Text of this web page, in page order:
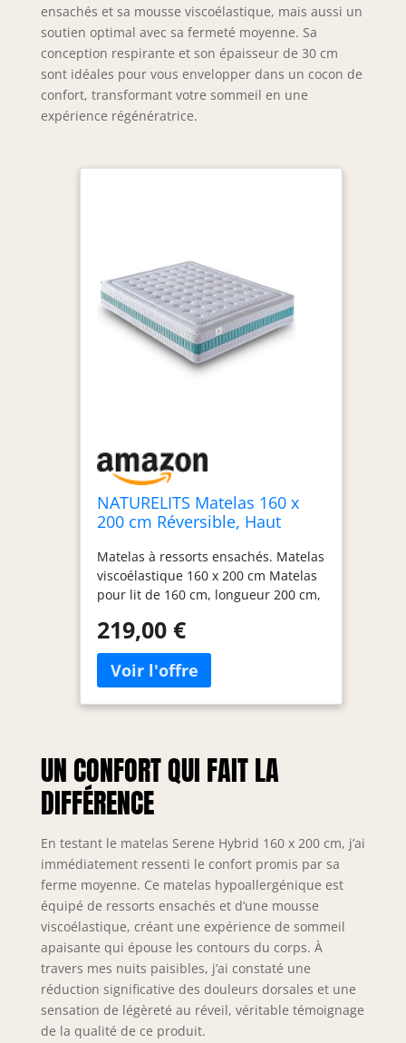
ensachés et sa mousse viscoélastique, mais aussi un
soutien optimal avec sa fermeté moyenne. Sa
conception respirante et son épaisseur de 30 cm
sont idéales pour vous envelopper dans un cocon de
confort, transformant votre sommeil en une
expérience régénératrice.
NATURELITS Matelas 160 x
200 cm Réversible, Haut
Anti-Acariens et Respirant,
Ressorts Ensachés Visco,
Ferme Moyenne, Serene
Hybrid Épaisseur 30 cm
Matelas à ressorts ensachés. Matelas
viscoélastique 160 x 200 cm Matelas
pour lit de 160 cm, longueur 200 cm,
Matelas double face réversible.
Technologies: Hibryd Flexycell:
confort + fermeté + adaptabilité.
Smartpocket : noyau à ressorts
ensachés. MemoryVex :
tissu 3D PLUS. Ergonomie :
adaptables à différentes positions de
repos. Aeromax 3X : transpiration
haute qualité. Matelas fabriqué en
Espagne, toutes nos matières
premières proviennent de
fournisseurs nationaux. Matelas
rembourré avec des matériaux
techniques très avancés.
Hypoallergénique, sans acariens.
Certifiés : OEKOTEX-100 Aitex
Contrôle des substances nocives
selon les normes européennes.
Sanitized Neutralisateur d'odeurs
219,00 €
UN CONFORT QUI FAIT LA
DIFFÉRENCE
En testant le matelas Serene Hybrid 160 x 200 cm, j’ai
immédiatement ressenti le confort promis par sa
ferme moyenne. Ce matelas hypoallergénique est
équipé de ressorts ensachés et d’une mousse
viscoélastique, créant une expérience de sommeil
apaisante qui épouse les contours du corps. À
travers mes nuits paisibles, j’ai constaté une
réduction significative des douleurs dorsales et une
sensation de légèreté au réveil, véritable témoignage
de la qualité de ce produit.